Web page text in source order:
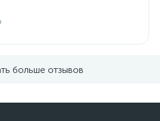
больше отзывов